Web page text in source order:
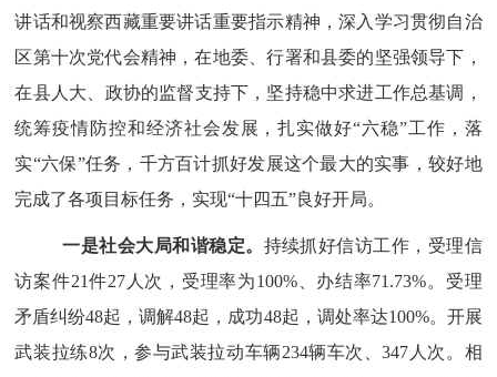
讲话和视察西藏重要讲话重要指示精神，深入学习贯彻自治
区第十次党代会精神，在地委、行署和县委的坚强领导下，
在县人大
政协的监督支持下，坚持稳中求进工作总基调，
统筹疫情防控和经济社会发展，扎实做好“六稳”工作，落
实“六保”任务，千方百计抓好发展这个最大的实事， 较好地
完成了各项目标任务， 实现“十四五”良好开局。
一是社会大局和谐稳定。 持续抓好信访工作，受理信
访案件21件27人次，受理率为100%、办结率71.73%。受理
矛盾纠纷48起，调解48起，成功48起，调处率达100%。开展
武装拉练8次，参与武装拉动车辆234辆车次、347人次。相